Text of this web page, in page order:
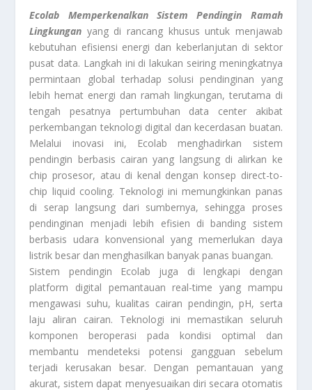
Ecolab Memperkenalkan Sistem Pendingin Ramah
Lingkungan yang di rancang khusus untuk menjawab
kebutuhan efisiensi energi dan keberlanjutan di sektor
pusat data. Langkah ini di lakukan seiring meningkatnya
permintaan global terhadap solusi pendinginan yang
lebih hemat energi dan ramah lingkungan, terutama di
tengah pesatnya pertumbuhan data center akibat
perkembangan teknologi digital dan kecerdasan buatan.
Melalui inovasi ini, Ecolab menghadirkan sistem
pendingin berbasis cairan yang langsung di alirkan ke
chip prosesor, atau di kenal dengan konsep direct-to-
chip liquid cooling. Teknologi ini memungkinkan panas
di serap langsung dari sumbernya, sehingga proses
pendinginan menjadi lebih efisien di banding sistem
berbasis udara konvensional yang memerlukan daya
listrik besar dan menghasilkan banyak panas buangan.
Sistem pendingin Ecolab juga di lengkapi dengan
platform digital pemantauan real-time yang mampu
mengawasi suhu, kualitas cairan pendingin, pH, serta
laju aliran cairan. Teknologi ini memastikan seluruh
komponen beroperasi pada kondisi optimal dan
membantu mendeteksi potensi gangguan sebelum
terjadi kerusakan besar. Dengan pemantauan yang
akurat, sistem dapat menyesuaikan diri secara otomatis